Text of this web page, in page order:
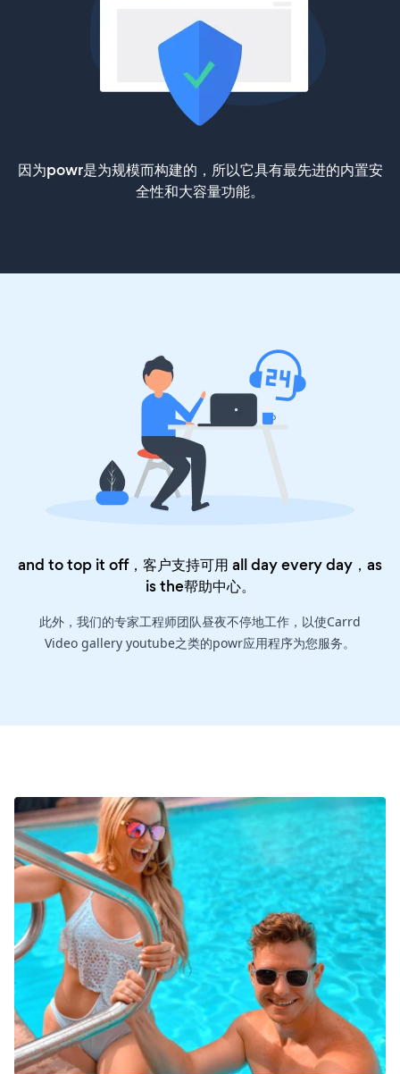
因为powr是为规模而构建的，所以它具有最先进的内置安
全性和大容量功能。
and to top it off，客户支持可用 all day every day，as
is the帮助中心。
此外，我们的专家工程师团队昼夜不停地工作，以使Carrd
Video gallery youtube之类的powr应用程序为您服务。